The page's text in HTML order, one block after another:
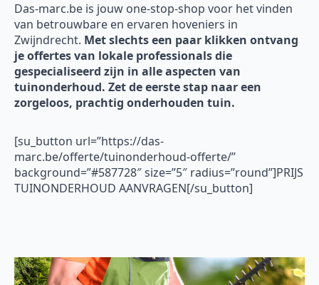
Das-marc.be is jouw one-stop-shop voor het vinden
van betrouwbare en ervaren hoveniers in
Zwijndrecht. Met slechts een paar klikken ontvang
je offertes van lokale professionals die
gespecialiseerd zijn in alle aspecten van
tuinonderhoud. Zet de eerste stap naar een
zorgeloos, prachtig onderhouden tuin.
[su_button url=”https://das-
marc.be/offerte/tuinonderhoud-offerte/”
background=”#587728″ size=”5″ radius=”round”]PRIJS
TUINONDERHOUD AANVRAGEN[/su_button]